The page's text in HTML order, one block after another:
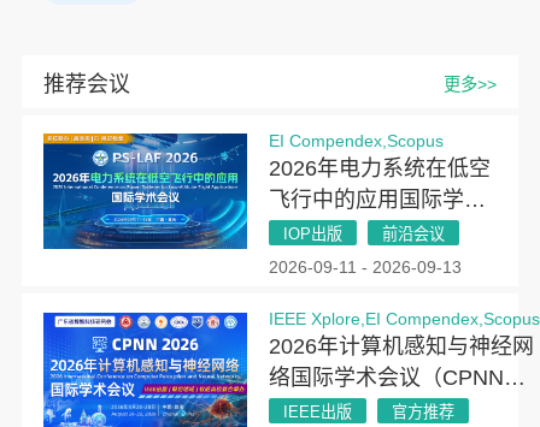
推荐会议 更多>>
EI Compendex,Scopus
2026年电力系统在低空
飞行中的应用国际学术
会议（PSLAF 2026）
IOP出版 前沿会议
2026-09-11 - 2026-09-13
IEEE Xplore,EI Compendex,Scopus
2026年计算机感知与神经网
络国际学术会议（CPNN
2026）
IEEE出版 官方推荐